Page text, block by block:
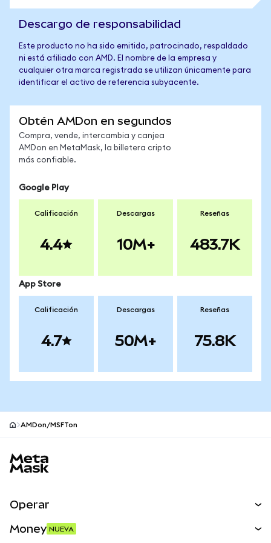
Descargo de responsabilidad
Este producto no ha sido emitido, patrocinado, respaldado
ni está afiliado con AMD. El nombre de la empresa y
cualquier otra marca registrada se utilizan únicamente para
identificar el activo de referencia subyacente.
Obtén AMDon en segundos
Compra, vende, intercambia y canjea
AMDon en MetaMask, la billetera cripto
más confiable.
Google Play
Calificación
4.4
Descargas
10M+
Reseñas
483.7K
App Store
Calificación
4.7
Descargas
50M+
Reseñas
75.8K
AMDon/MSFTon
Operar
Money NUEVA